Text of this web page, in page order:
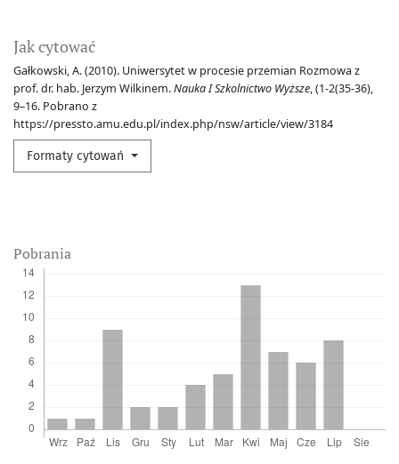
Jak cytować
Gałkowski, A. (2010). Uniwersytet w procesie przemian Rozmowa z
prof. dr. hab. Jerzym Wilkinem.Nauka I Szkolnictwo Wyższe, (1-2(35-36),
9–16. Pobrano z
https://pressto.amu.edu.pl/index.php/nsw/article/view/3184
Formaty cytowań
Pobrania